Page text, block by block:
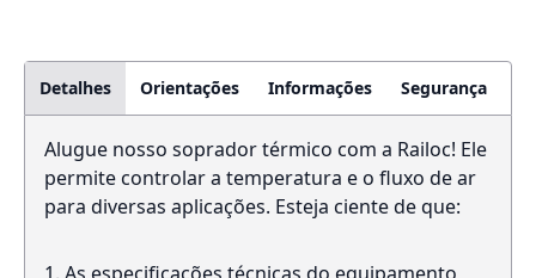
Detalhes Orientações Informações Segurança
Alugue nosso soprador térmico com a Railoc! Ele
permite controlar a temperatura e o fluxo de ar
para diversas aplicações. Esteja ciente de que: